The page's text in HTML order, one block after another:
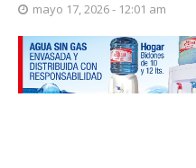
mayo 17, 2026 - 12:01 am